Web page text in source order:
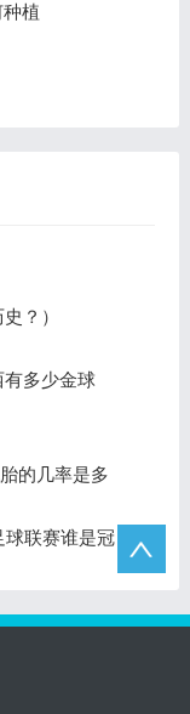
植
？）
多少金球
的几率是多
球联赛谁是冠